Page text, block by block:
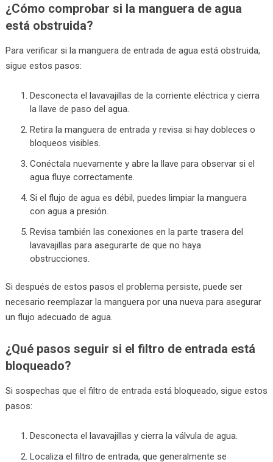
¿Cómo comprobar si la manguera de agua
está obstruida?
Para verificar si la manguera de entrada de agua está obstruida,
sigue estos pasos:
Desconecta el lavavajillas de la corriente eléctrica y cierra
la llave de paso del agua.
Retira la manguera de entrada y revisa si hay dobleces o
bloqueos visibles.
Conéctala nuevamente y abre la llave para observar si el
agua fluye correctamente.
Si el flujo de agua es débil, puedes limpiar la manguera
con agua a presión.
Revisa también las conexiones en la parte trasera del
lavavajillas para asegurarte de que no haya
obstrucciones.
Si después de estos pasos el problema persiste, puede ser
necesario reemplazar la manguera por una nueva para asegurar
un flujo adecuado de agua.
¿Qué pasos seguir si el filtro de entrada está
bloqueado?
Si sospechas que el filtro de entrada está bloqueado, sigue estos
pasos:
Desconecta el lavavajillas y cierra la válvula de agua.
Localiza el filtro de entrada, que generalmente se